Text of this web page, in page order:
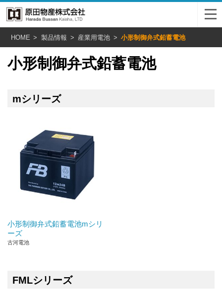
HOME 製品情報 産業用電池 小形制御弁式鉛蓄電池
小形制御弁式鉛蓄電池
mシリーズ
小形制御弁式鉛蓄電池mシリ
ーズ
古河電池
FMLシリーズ